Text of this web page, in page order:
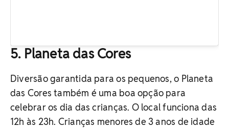
5. Planeta das Cores
Diversão garantida para os pequenos, o Planeta
das Cores também é uma boa opção para
celebrar os dia das crianças. O local funciona das
12h às 23h. Crianças menores de 3 anos de idade